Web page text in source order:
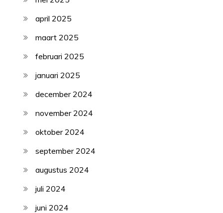
april 2025
maart 2025
februari 2025
januari 2025
december 2024
november 2024
oktober 2024
september 2024
augustus 2024
juli 2024
juni 2024